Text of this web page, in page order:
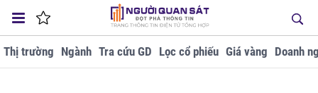
Thị trường Ngành Tra cứu GD Lọc cổ phiếu Giá vàng Doanh